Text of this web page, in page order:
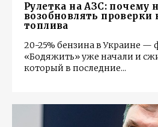
Рулетка на АЗС: почему
возобновлять проверки
топлива
20−25% бензина в Украине —
«Бодяжить» уже начали и
который в последние...